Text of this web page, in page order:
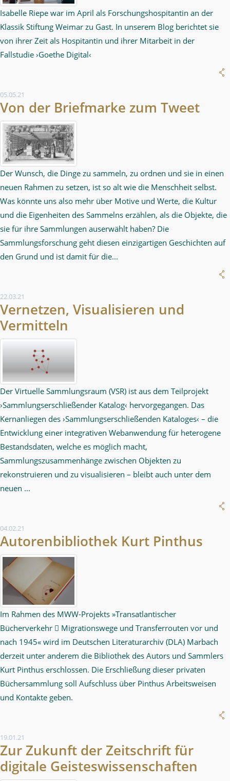
Isabelle Riepe war im April als Forschungshospitantin an der
Klassik Stiftung Weimar zu Gast. In unserem Blog berichtet sie
von ihrer Zeit als Hospitantin und ihrer Mitarbeit in der
Fallstudie ›Goethe Digital‹
05.05.21
Von der Briefmarke zum Tweet
Der Wunsch, die Dinge zu sammeln, zu ordnen und sie in einen
neuen Rahmen zu setzen, ist so alt wie die Menschheit selbst.
Was könnte uns also mehr über Motive und Werte, die Kultur
und die Eigenheiten des Sammelns erzählen, als die Objekte, die
sie für ihre Sammlungen auserwählt haben? Die
Sammlungsforschung geht diesen einzigartigen Geschichten auf
den Grund und ist damit für die...
22.03.21
Vernetzen, Visualisieren und
Vermitteln
Der Virtuelle Sammlungsraum (VSR) ist aus dem Teilprojekt
›Sammlungserschließender Katalog‹ hervorgegangen. Das
Kernanliegen des ›Sammlungserschließenden Kataloges‹ – die
Entwicklung einer integrativen Webanwendung für heterogene
Bestandsdaten, welche es möglich macht,
Sammlungszusammenhänge zwischen Objekten zu
rekonstruieren und zu visualisieren – bleibt auch unter dem
neuen ...
04.02.21
Autorenbibliothek Kurt Pinthus
Im Rahmen des MWW-Projekts »Transatlantischer
Bücherverkehr  Migrationswege und Transferrouten vor und
nach 1945« wird im Deutschen Literaturarchiv (DLA) Marbach
derzeit unter anderem die Bibliothek des Autors und Sammlers
Kurt Pinthus erschlossen. Die Erschließung dieser privaten
Büchersammlung soll Aufschluss über Pinthus Arbeitsweisen
und Kontakte geben.
19.01.21
Zur Zukunft der Zeitschrift für
digitale Geisteswissenschaften